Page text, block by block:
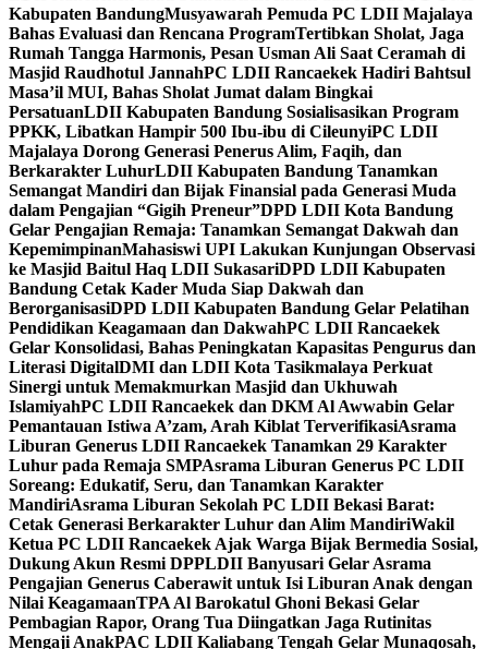
Kabupaten BandungMusyawarah Pemuda PC LDII Majalaya
Bahas Evaluasi dan Rencana ProgramTertibkan Sholat, Jaga
Rumah Tangga Harmonis, Pesan Usman Ali Saat Ceramah di
Masjid Raudhotul JannahPC LDII Rancaekek Hadiri Bahtsul
Masa’il MUI, Bahas Sholat Jumat dalam Bingkai
PersatuanLDII Kabupaten Bandung Sosialisasikan Program
PPKK, Libatkan Hampir 500 Ibu-ibu di CileunyiPC LDII
Majalaya Dorong Generasi Penerus Alim, Faqih, dan
Berkarakter LuhurLDII Kabupaten Bandung Tanamkan
Semangat Mandiri dan Bijak Finansial pada Generasi Muda
dalam Pengajian “Gigih Preneur”DPD LDII Kota Bandung
Gelar Pengajian Remaja: Tanamkan Semangat Dakwah dan
KepemimpinanMahasiswi UPI Lakukan Kunjungan Observasi
ke Masjid Baitul Haq LDII SukasariDPD LDII Kabupaten
Bandung Cetak Kader Muda Siap Dakwah dan
BerorganisasiDPD LDII Kabupaten Bandung Gelar Pelatihan
Pendidikan Keagamaan dan DakwahPC LDII Rancaekek
Gelar Konsolidasi, Bahas Peningkatan Kapasitas Pengurus dan
Literasi DigitalDMI dan LDII Kota Tasikmalaya Perkuat
Sinergi untuk Memakmurkan Masjid dan Ukhuwah
IslamiyahPC LDII Rancaekek dan DKM Al Awwabin Gelar
Pemantauan Istiwa A’zam, Arah Kiblat TerverifikasiAsrama
Liburan Generus LDII Rancaekek Tanamkan 29 Karakter
Luhur pada Remaja SMPAsrama Liburan Generus PC LDII
Soreang: Edukatif, Seru, dan Tanamkan Karakter
MandiriAsrama Liburan Sekolah PC LDII Bekasi Barat:
Cetak Generasi Berkarakter Luhur dan Alim MandiriWakil
Ketua PC LDII Rancaekek Ajak Warga Bijak Bermedia Sosial,
Dukung Akun Resmi DPPLDII Banyusari Gelar Asrama
Pengajian Generus Caberawit untuk Isi Liburan Anak dengan
Nilai KeagamaanTPA Al Barokatul Ghoni Bekasi Gelar
Pembagian Rapor, Orang Tua Diingatkan Jaga Rutinitas
Mengaji AnakPAC LDII Kaliabang Tengah Gelar Munaqosah,